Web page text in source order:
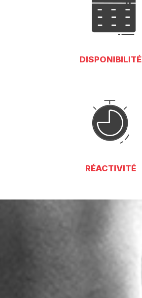
DISPONIBILITÉ
RÉACTIVITÉ